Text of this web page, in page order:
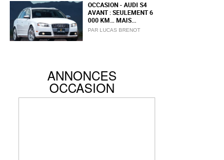
OCCASION - AUDI S4
AVANT : SEULEMENT 6
000 KM… MAIS...
PAR LUCAS BRENOT
ANNONCES
OCCASION